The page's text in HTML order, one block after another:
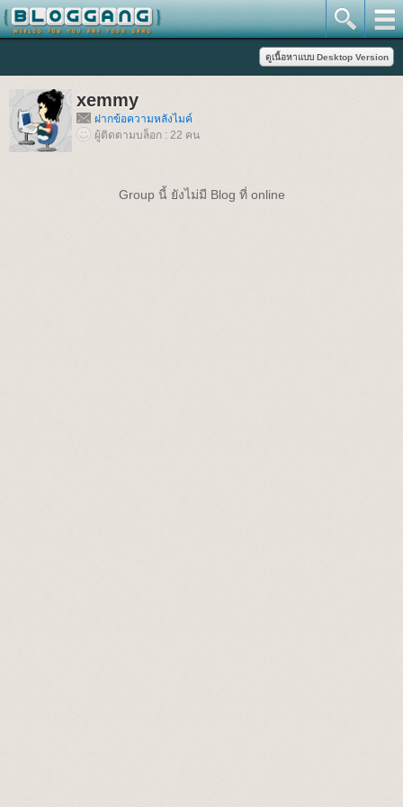
xemmy
ฝากข้อความหลังไมค์
ผู้ติดตามบล็อก : 22 คน
Group นี้ ยังไม่มี Blog ที่ online